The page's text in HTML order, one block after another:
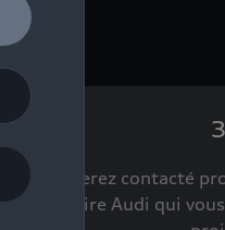
3
Vous serez contacté
Partenaire Audi qui